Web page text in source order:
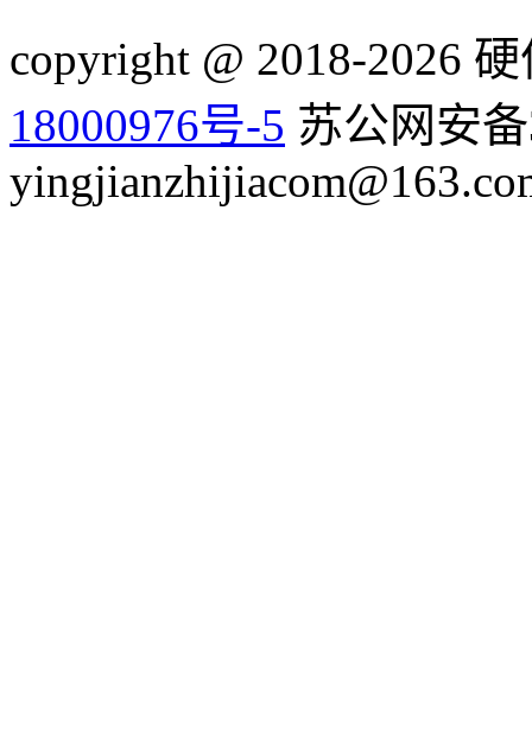
copyright @ 2018-2026
18000976号-5 苏公网安